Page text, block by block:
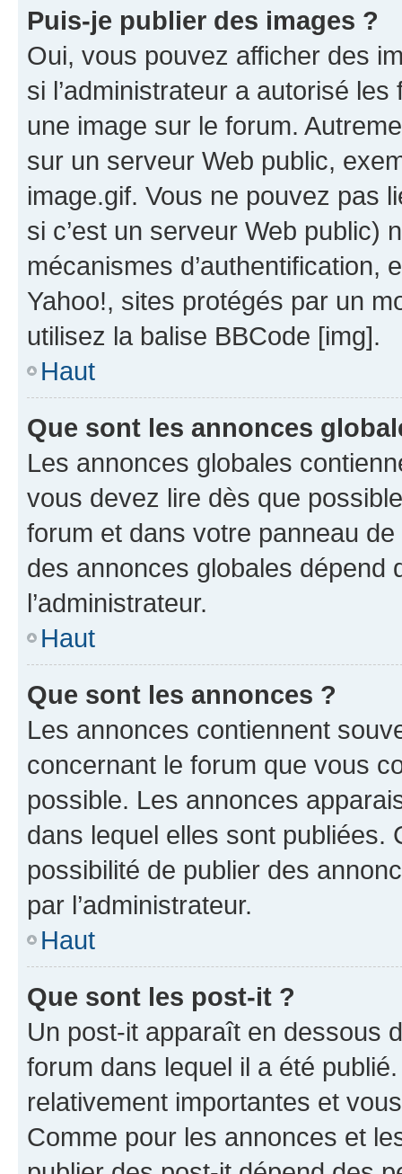
Puis-je publier des images ?
Oui, vous pouvez afficher des
si l’administrateur a autorisé
une image sur le forum.
sur un serveur Web public,
image.gif. Vous ne pouvez pas
si c’est un serveur Web public)
mécanismes d’authentification,
Yahoo!, sites protégés par un
utilisez la balise BBCode [img].
Haut
Que sont les annonces
Les annonces globales
vous devez lire dès que
forum et dans votre panneau
des annonces globales dépend
l’administrateur.
Haut
Que sont les annonces ?
Les annonces contiennent
concernant le forum que vous
possible. Les annonces
dans lequel elles sont publiées.
possibilité de publier des
par l’administrateur.
Haut
Que sont les post-it ?
Un post-it apparaît en dessous
forum dans lequel il a été
relativement importantes et
Comme pour les annonces et